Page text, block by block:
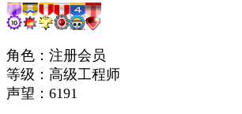
角色：注册会员
等级：高级工程师
声望： 6191